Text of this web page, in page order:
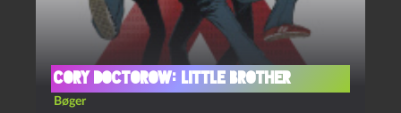
Cory Doctorow: Little Brother
Bøger